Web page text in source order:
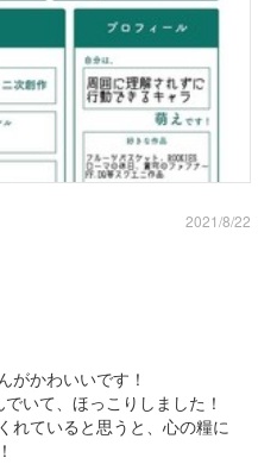
2021/8/22
がかわいいです！
いて、ほっこりしました！
れていると思うと、心の糧に